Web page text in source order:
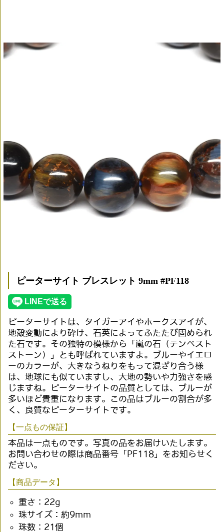
ピーターサイト ブレスレット 9mm #PF118
ピーターサイトは、タイガーアイやホークスアイが、
地殻変動により砕け、石英によってふたたび固められ
た石です。その独特の模様から「嵐の石（テンペスト
ストーン）」とも呼ばれていますよ。ブルーやイエロ
ーのカラーが、大きなうねりをもって混ざり合う様
は、地球にも似ていますし、大地の勢いや力強さを感
じますね。ピーターサイトの品質としては、ブルーが
多いほど貴重になります。この品はブルーの割合が多
く、良質なピーターサイトです。
【一点もの保証】
本品は一点ものです。写真の品をお届けいたします。
お問い合わせの際は商品番号「PF118」をお知らせく
ださい。
【商品データ】
重さ：22g
珠サイズ：約9mm
珠数：21個